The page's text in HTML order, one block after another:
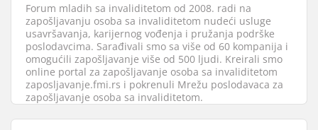
Forum mladih sa invaliditetom od 2008. radi na
zapošljavanju osoba sa invaliditetom nudeći usluge
usavršavanja, karijernog vođenja i pružanja podrške
poslodavcima. Sarađivali smo sa više od 60 kompanija i
omogućili zapošljavanje više od 500 ljudi. Kreirali smo
online portal za zapošljavanje osoba sa invaliditetom
zaposljavanje.fmi.rs i pokrenuli Mrežu poslodavaca za
zapošljavanje osoba sa invaliditetom.